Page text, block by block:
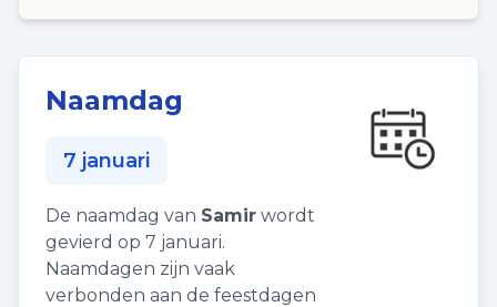
Naamdag
7 januari
De naamdag van Samir wordt
gevierd op 7 januari.
Naamdagen zijn vaak
verbonden aan de feestdagen